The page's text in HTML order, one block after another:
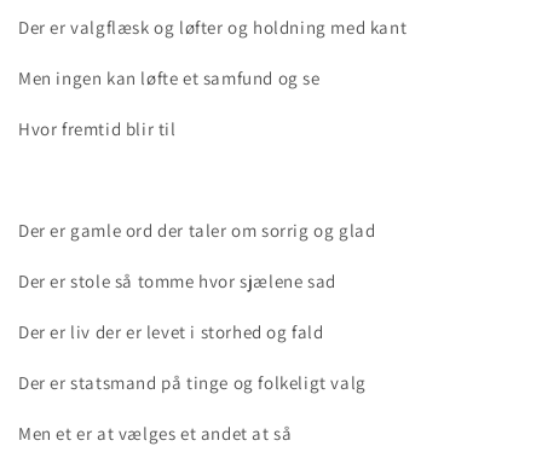
Der er valgflæsk og løfterog holdning med kant
Men ingen kan løfte et samfund og se
Hvor fremtid blir til
Der er gamle ord der taler om sorrig og glad
Der er stole så tomme hvor sjælene sad
Der er liv der er levet i storhed og fald
Der er statsmand på tinge og folkeligt valg
Men et er at vælges et andet at så